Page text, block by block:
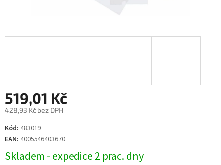
519,01 Kč
428,93 Kč bez DPH
Měrná
cena:
Kód: 483019
EAN: 4005546403670
Skladem - expedice 2 prac. dny